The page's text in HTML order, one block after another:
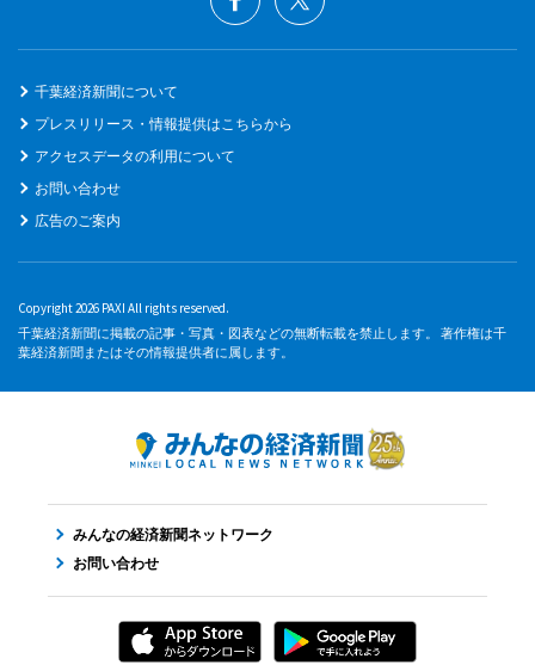
千葉経済新聞について
プレスリリース・情報提供はこちらから
アクセスデータの利用について
お問い合わせ
広告のご案内
Copyright 2026 PAXI All rights reserved.
千葉経済新聞に掲載の記事・写真・図表などの無断転載を禁止します。 著作権は千
葉経済新聞またはその情報提供者に属します。
みんなの経済新聞ネットワーク
お問い合わせ